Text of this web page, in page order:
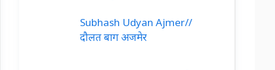
Subhash Udyan Ajmer//
दौलत बाग अजमेर